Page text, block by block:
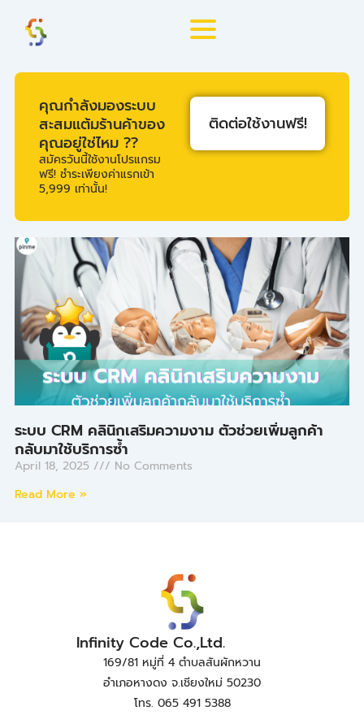
content
คุณกำลังมองระบบ
สะสมแต้มร้านค้าของ
คุณอยู่ใช่ไหม ??
สมัครวันนี้ใช้งานโปรแกรม
ฟรี! ชำระเพียงค่าแรกเข้า
5,999 เท่านั้น!
ติดต่อใช้งานฟรี!
ระบบ CRM คลินิกเสริมความงาม ตัวช่วยเพิ่มลูกค้า
กลับมาใช้บริการซ้ำ
April 18, 2025
No Comments
Read More »
Infinity Code Co.,Ltd.
169/81 หมู่ที่ 4 ตำบลสันผักหวาน
อำเภอหางดง จ.เชียงใหม่ 50230
โทร. 065 491 5388